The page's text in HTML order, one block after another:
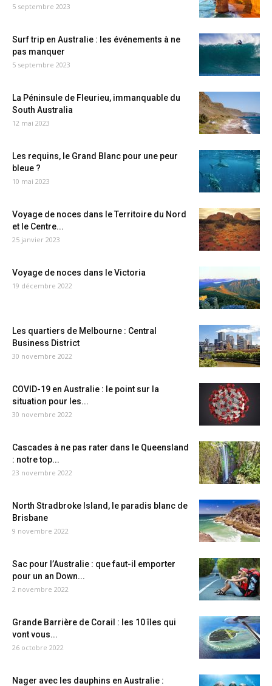
5 septembre 2023
Surf trip en Australie : les événements à ne
pas manquer
5 septembre 2023
La Péninsule de Fleurieu, immanquable du
South Australia
12 mai 2023
Les requins, le Grand Blanc pour une peur
bleue ?
10 mai 2023
Voyage de noces dans le Territoire du Nord
et le Centre...
25 janvier 2023
Voyage de noces dans le Victoria
19 décembre 2022
Les quartiers de Melbourne : Central
Business District
30 novembre 2022
COVID-19 en Australie : le point sur la
situation pour les...
30 novembre 2022
Cascades à ne pas rater dans le Queensland
: notre top...
23 novembre 2022
North Stradbroke Island, le paradis blanc de
Brisbane
9 novembre 2022
Sac pour l’Australie : que faut-il emporter
pour un an Down...
2 novembre 2022
Grande Barrière de Corail : les 10 îles qui
vont vous...
26 octobre 2022
Nager avec les dauphins en Australie :